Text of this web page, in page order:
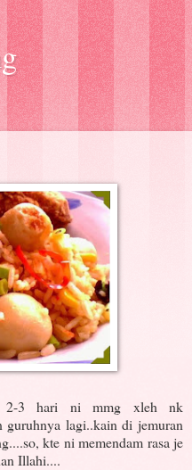
2-3 hari ni mmg xleh nk
lagi..kain di jemuran
kte ni memendam rasa je
Illahi....